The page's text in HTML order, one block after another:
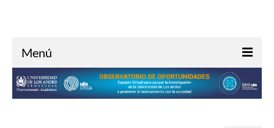
Menú
Inicio